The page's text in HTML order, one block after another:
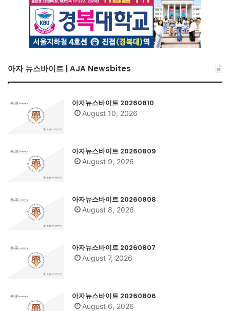
아자 뉴스바이트 | AJA Newsbites
아자뉴스바이트 20260810
August 10, 2026
아자뉴스바이트 20260809
August 9, 2026
아자뉴스바이트 20260808
August 8, 2026
아자뉴스바이트 20260807
August 7, 2026
아자뉴스바이트 20260806
August 6, 2026